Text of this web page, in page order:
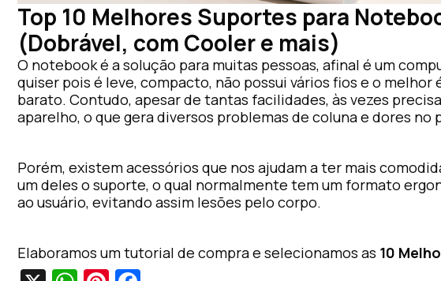
Top 10 Melhores Suportes para
(Dobrável, com Cooler e mais)
O notebook é a solução para muitas pessoas, afinal é um
quiser pois é leve, compacto, não possui vários fios e o
barato. Contudo, apesar de tantas facilidades, às vezes
aparelho, o que gera diversos problemas de coluna e dores no
Porém, existem acessórios que nos ajudam a ter mais
um deles o suporte, o qual normalmente tem um formato
ao usuário, evitando assim lesões pelo corpo.
Elaboramos um tutorial de compra e selecionamos as 10